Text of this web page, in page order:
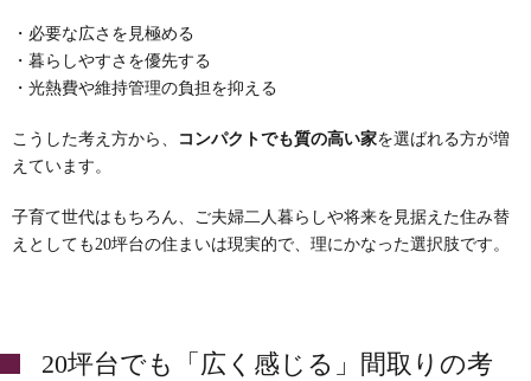
・必要な広さを見極める
・暮らしやすさを優先する
・光熱費や維持管理の負担を抑える
こうした考え方から、 コンパクトでも質の高い家を選ばれる方が増
えています。
子育て世代はもちろん、ご夫婦二人暮らしや将来を見据えた住み替
えとしても20坪台の住まいは現実的で、理にかなった選択肢です。
20坪台でも「広く感じる」間取りの考